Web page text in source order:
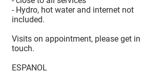
- Hydro, hot water and internet not
included.
Visits on appointment, please get in
touch.
ESPANOL